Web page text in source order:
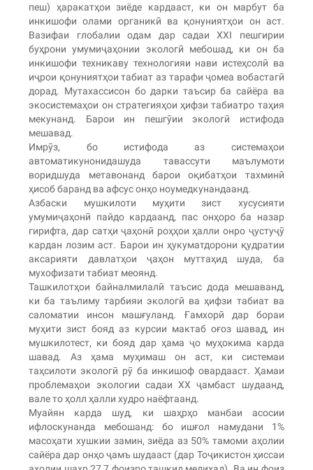
пеш) ҳаракатҳои зиёде кардааст, ки он марбут ба
инкишофи олами органикӣ ва қонуниятҳои он аст.
Вазифаи глобалии одам дар садаи XXI пешгирии
буҳрони умумиҷаҳонии экологӣ мебошад, ки он ба
инкишофи техникаву технологияи нави истеҳсолӣ ва
иҷрои қонуниятҳои табиат аз тарафи ҷомеа вобастагӣ
дорад. Мутахассисон бо дарки таъсир ба сайёра ва
экосистемаҳои он стратегияҳои ҳифзи табиатро таҳия
мекунанд. Барои ин пешгӯии экологӣ истифода
мешавад.
Имрӯз, бо истифода аз системаҳои
автоматикунонидашуда тавассути маълумоти
воридшуда метавонанд барои оқибатҳои тахминӣ
ҳисоб баранд ва афсус онҳо ноумедкунандаанд.
Азбаски мушкилоти муҳити зист хусусияти
умумиҷаҳонӣ пайдо кардаанд, пас онҳоро ба назар
гирифта, дар сатҳи ҷаҳонӣ роҳҳои ҳалли онро ҷустуҷӯ
кардан лозим аст. Барои ин ҳукуматдорони қудратии
аксарияти давлатҳои ҷаҳон муттаҳид шуда, ба
мухофизати табиат меоянд.
Ташкилотҳои байналмилалӣ таъсис дода мешаванд,
ки ба таълиму тарбияи экологӣ ва ҳифзи табиат ва
саломатии инсон машғуланд. Ғамхорӣ дар бораи
муҳити зист бояд аз курсии мактаб оғоз шавад, ин
мушкилотест, ки бояд дар ҳама ҷо муҳокима карда
шавад. Аз ҳама муҳимаш он аст, ки системаи
таҳсилоти экологӣ рӯ ба инкишоф овардааст. Ҳамаи
проблемаҳои экологии садаи XX ҷамбаст шудаанд,
вале то ҳолл ҳалли худро наёфтаанд.
Муайян карда шуд, ки шаҳрҳо манбаи асосии
ифлоскунанда мебошанд: бо ишғол намудани 1%
масоҳати хушкии замин, зиёда аз 50% тамоми аҳолии
сайёра дар онҳо ҷамъ шудааст (дар Тоҷикистон ҳиссаи